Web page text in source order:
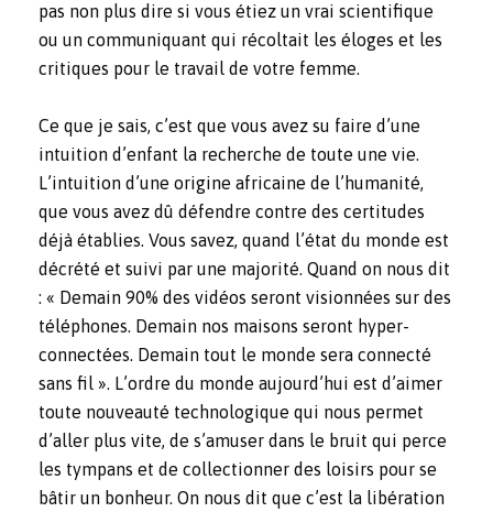
pas non plus dire si vous étiez un vrai scientifique
ou un communiquant qui récoltait les éloges et les
critiques pour le travail de votre femme.
Ce que je sais, c’est que vous avez su faire d’une
intuition d’enfant la recherche de toute une vie.
L’intuition d’une origine africaine de l’humanité,
que vous avez dû défendre contre des certitudes
déjà établies. Vous savez, quand l’état du monde est
décrété et suivi par une majorité. Quand on nous dit
: « Demain 90% des vidéos seront visionnées sur des
téléphones. Demain nos maisons seront hyper-
connectées. Demain tout le monde sera connecté
sans fil ». L’ordre du monde aujourd’hui est d’aimer
toute nouveauté technologique qui nous permet
d’aller plus vite, de s’amuser dans le bruit qui perce
les tympans et de collectionner des loisirs pour se
bâtir un bonheur. On nous dit que c’est la libération